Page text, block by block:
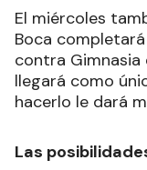
El miércoles
Boca
contra Gimnasia
llegará como
hacerlo le dará
Las